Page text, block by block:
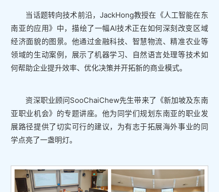
当话题转向技术前沿，JackHong教授在《人工智能在东
南亚的应用》中，描绘了一幅AI技术正在如何深刻改变区域
经济面貌的图景。他通过金融科技、智慧物流、精准农业等
领域的生动案例，展示了机器学习、自然语言处理等技术如
何帮助企业提升效率、优化决策并开拓新的商业模式。
资深职业顾问SooChaiChew先生带来了《新加坡及东南
亚职业机会》的专题讲座。他为同学们规划东南亚的职业发
展路径提供了切实可行的建议，为有志于拓展海外事业的同
学点亮了一盏明灯。